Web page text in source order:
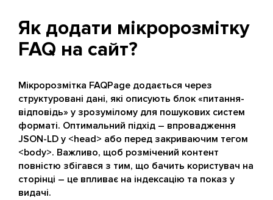
Як додати мікророзмітку
FAQ на сайт?
Мікророзмітка FAQPage додається через
структуровані дані, які описують блок «питання-
відповідь» у зрозумілому для пошукових систем
форматі. Оптимальний підхід – впровадження
JSON-LD у <head> або перед закриваючим тегом
<body>. Важливо, щоб розмічений контент
повністю збігався з тим, що бачить користувач на
сторінці – це впливає на індексацію та показ у
видачі.